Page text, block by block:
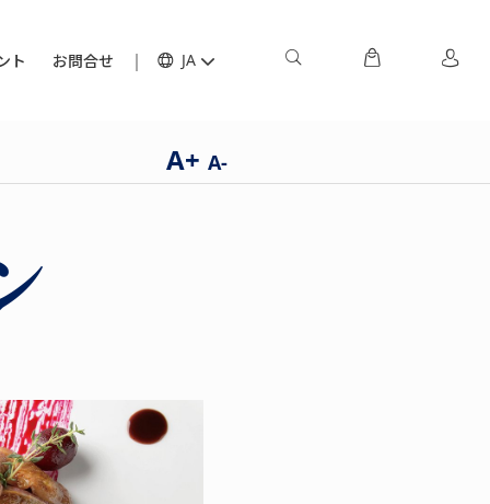
ト お問合せ JA
A+ A-